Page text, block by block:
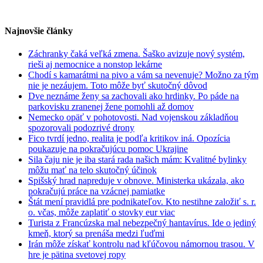
Najnovšie články
Záchranky čaká veľká zmena. Šaško avizuje nový systém,
rieši aj nemocnice a nonstop lekárne
Chodí s kamarátmi na pivo a vám sa nevenuje? Možno za tým
nie je nezáujem. Toto môže byť skutočný dôvod
Dve neznáme ženy sa zachovali ako hrdinky. Po páde na
parkovisku zranenej žene pomohli až domov
Nemecko opäť v pohotovosti. Nad vojenskou základňou
spozorovali podozrivé drony
Fico tvrdí jedno, realita je podľa kritikov iná. Opozícia
poukazuje na pokračujúcu pomoc Ukrajine
Sila čaju nie je iba stará rada našich mám: Kvalitné bylinky
môžu mať na telo skutočný účinok
Spišský hrad napreduje v obnove. Ministerka ukázala, ako
pokračujú práce na vzácnej pamiatke
Štát mení pravidlá pre podnikateľov. Kto nestihne založiť s. r.
o. včas, môže zaplatiť o stovky eur viac
Turista z Francúzska mal nebezpečný hantavírus. Ide o jediný
kmeň, ktorý sa prenáša medzi ľuďmi
Irán môže získať kontrolu nad kľúčovou námornou trasou. V
hre je pätina svetovej ropy